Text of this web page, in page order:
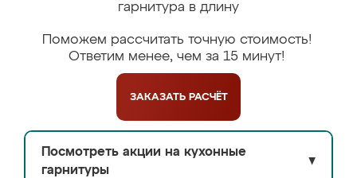
гарнитура в длину
Поможем рассчитать точную стоимость!
Ответим менее, чем за 15 минут!
ЗАКАЗАТЬ РАСЧЁТ
Посмотреть акции на кухонные
гарнитуры
▼